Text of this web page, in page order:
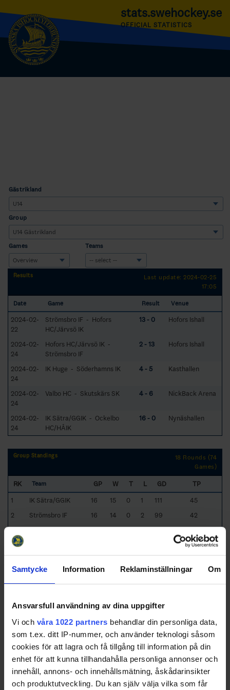
Samtycke Information Reklaminställningar Om
Ansvarsfull användning av dina uppgifter
Vi och våra 1022 partners behandlar din personliga data,
som t.ex. ditt IP-nummer, och använder teknologi såsom
cookies för att lagra och få tillgång till information på din
enhet för att kunna tillhandahålla personliga annonser och
innehåll, annons- och innehållsmätning, åskådarinsikter
och produktutveckling. Du kan själv välja vilka som får
stats.swehockey.se
OFFICIAL STATISTICS
Gästrikland
Group
Games Teams
Results
Last update: 2024-02-25
17:05
Date Game Result Venue
2024-02-
22
Strömsbro IF - Hofors
HC/Järvsö IK
13 - 0 Hofors Ishall
2024-02-
24
Hofors HC/Järvsö IK -
Strömsbro IF
2 - 13 Hofors Ishall
2024-02-
24
IK Huge - Söderhamns IK 4 - 5 Kasthallen
2024-02-
24
Valbo HC - Skutskärs SK 4 - 6 NickBack Arena
2024-02-
24
IK Sätra/GGIK - Ockelbo
HC/HÅIK
16 - 0 Nynäshallen
Group Standings
18 Rounds (74
Games)
RK Team GP W T L GD
TP
1
IK Sätra/GGIK 16 15 0 1 111
45
2
Strömsbro IF 16 14 0 2 99
42
3
Skutskärs SK 16 12 0 4 68
36
4
27
6
Ockelbo HC/HÅIK 16 1 11 -48
14
8
Hudiksvalls
16 2 3 11 -66
Hofors HC/Järvsö
IK
-122 3
Schedule
Date Game Venue